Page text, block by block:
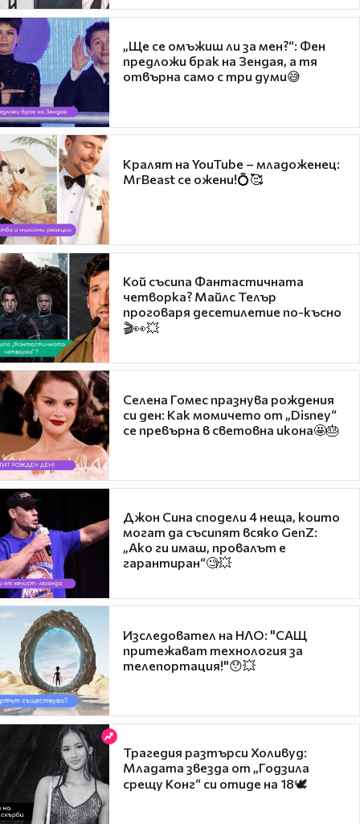
„Ще се омъжиш ли за мен?“: Фен
предложи брак на Зендая, а тя
отвърна само с три думи😅
Кралят на YouTube – младоженец:
MrBeast се ожени!💍🥰
Кой съсипа Фантастичната
четворка? Майлс Телър
проговаря десетилетие по-късно
🎬👀💥
Селена Гомес празнува рождения
си ден: Как момичето от „Disney“
се превърна в световна икона🤩🎂
Джон Сина сподели 4 неща, които
могат да съсипят всяко GenZ:
„Ако ги имаш, провалът е
гарантиран“🧐💥
Изследовател на НЛО: "САЩ
притежават технология за
телепортация!"😯💥
Трагедия разтърси Холивуд:
Младата звезда от „Годзила
срещу Конг“ си отиде на 18🕊️